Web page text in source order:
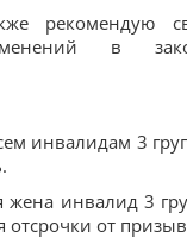
рекомендую
в
инвалидам 3
жена инвалид 3
от